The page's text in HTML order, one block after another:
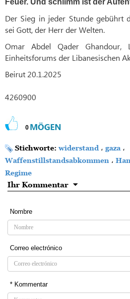
Feuer. Und schlimm ist der
Der Sieg in jeder Stunde gebührt
sei Gott, der Herr der Welten.
Omar Abdel Qader Ghandour,
Einheitsforums der Libanesischen
Beirut 20.1.2025
4260900
0 MÖGEN
Stichworte: widerstand ، gaza ،
Waffenstillstandsabkommen ،
Regime
Ihr Kommentar
Nombre
Correo electrónico
* Kommentar